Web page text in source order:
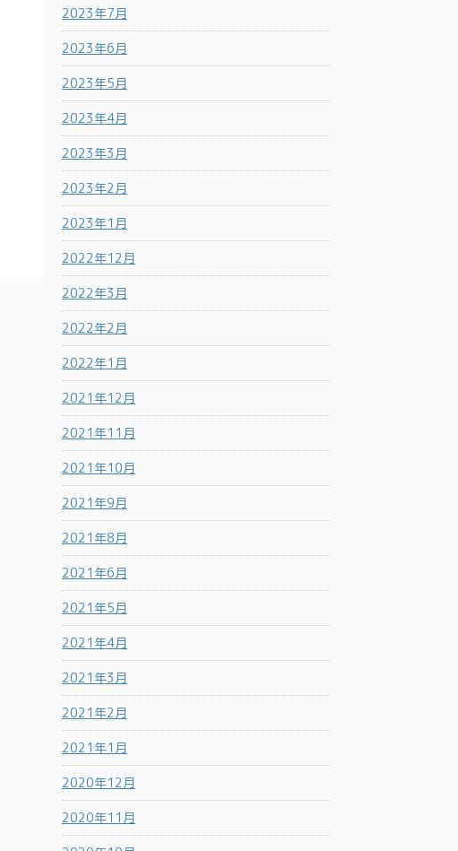
2023年7月
2023年6月
2023年5月
2023年4月
2023年3月
2023年2月
2023年1月
2022年12月
2022年3月
2022年2月
2022年1月
2021年12月
2021年11月
2021年10月
2021年9月
2021年8月
2021年6月
2021年5月
2021年4月
2021年3月
2021年2月
2021年1月
2020年12月
2020年11月